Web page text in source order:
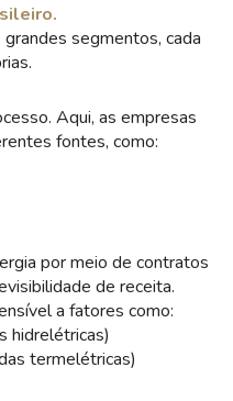
segmentos, cada
Aqui, as empresas
fontes, como:
por meio de contratos
de receita.
a fatores como:
hidrelétricas)
termelétricas)